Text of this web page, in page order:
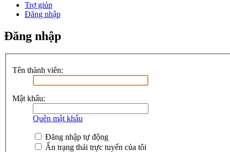
Trợ giúp
Đăng nhập
Đăng nhập
Tên thành viên:
Mật khẩu:
Quên mật khẩu
Đăng nhập tự động
Ẩn trạng thái trực tuyến của tôi